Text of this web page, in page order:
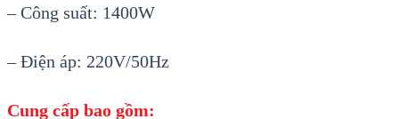
– Công suất: 1400W
– Điện áp: 220V/50Hz
Cung cấp bao gồm: